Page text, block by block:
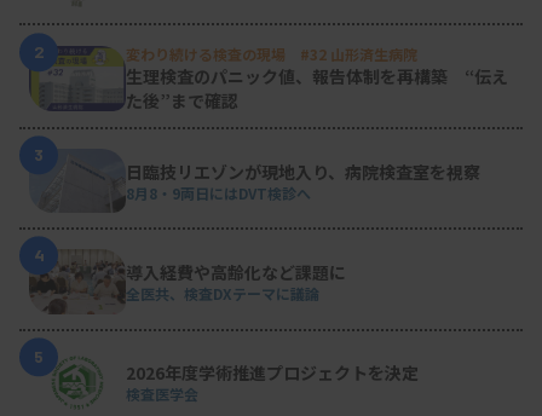
2 変わり続ける検査の現場 #32 山形済生病院
生理検査のパニック値、報告体制を再構築 “伝え
た後”まで確認
3
日臨技リエゾンが現地入り、病院検査室を視察
8月8・9両日にはDVT検診へ
4
導入経費や高齢化など課題に
全医共、検査DXテーマに議論
5
2026年度学術推進プロジェクトを決定
検査医学会